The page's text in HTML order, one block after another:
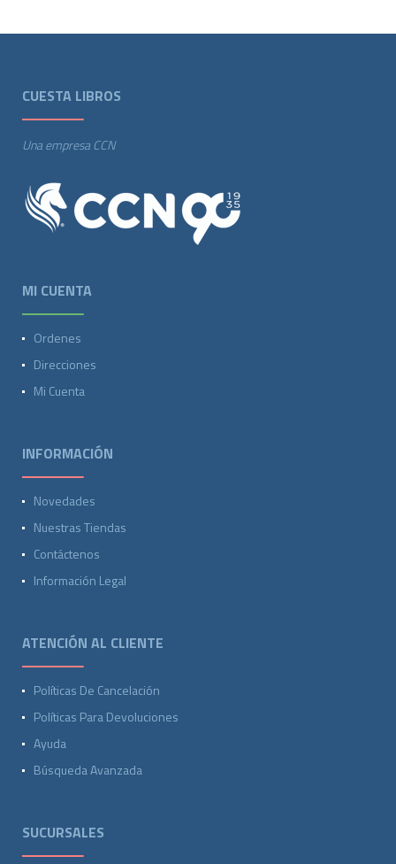
CUESTA LIBROS
Una empresa CCN
MI CUENTA
Ordenes
Direcciones
Mi Cuenta
INFORMACIÓN
Novedades
Nuestras Tiendas
Contáctenos
Información Legal
ATENCIÓN AL CLIENTE
Políticas De Cancelación
Políticas Para Devoluciones
Ayuda
Búsqueda Avanzada
SUCURSALES